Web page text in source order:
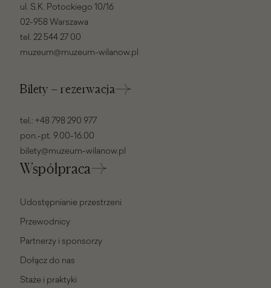
ul. S.K. Potockiego 10/16
02-958 Warszawa
tel. 22 544 27 00
muzeum@muzeum-wilanow.pl
Bilety – rezerwacja
tel.: +48 798 290 977
pon.-pt. 9.00-16.00
bilety@muzeum-wilanow.pl
Współpraca
Udostępnianie przestrzeni
Przewodnicy
Partnerzy i sponsorzy
Dołącz do nas
Staże i praktyki